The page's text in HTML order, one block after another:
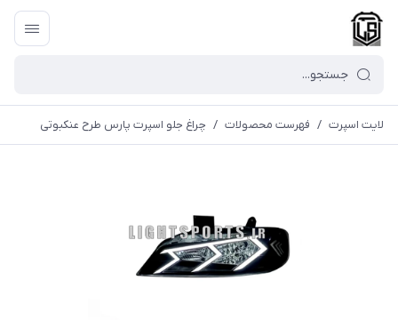
لایت اسپرت / فهرست محصولات / چراغ جلو اسپرت پارس طرح عنکبوتی